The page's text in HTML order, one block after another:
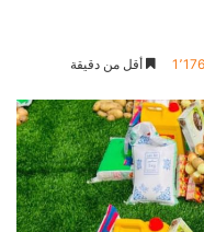
1٬176 أقل من دقيقة